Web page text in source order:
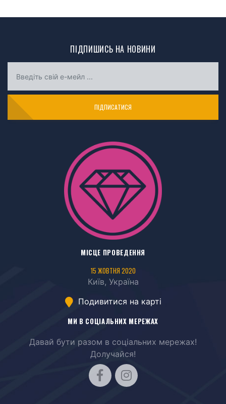
ПІДПИШИСЬ НА НОВИНИ
ПІДПИСАТИСЯ
МІСЦЕ ПРОВЕДЕННЯ
15 ЖОВТНЯ 2020
Київ, Україна
Подивитися на карті
МИ В СОЦІАЛЬНИХ МЕРЕЖАХ
Давай бути разом в соціальних мережах!
Долучайся!